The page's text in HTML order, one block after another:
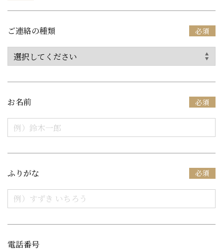
ご連絡の種類
お名前
ふりがな
電話番号